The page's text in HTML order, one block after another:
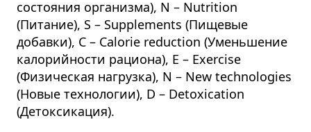
состояния организма), N – Nutrition
(Питание), S – Supplements (Пищевые
добавки), C – Calorie reduction (Уменьшение
калорийности рациона), E – Exercise
(Физическая нагрузка), N – New technologies
(Новые технологии), D – Detoxication
(Детоксикация).